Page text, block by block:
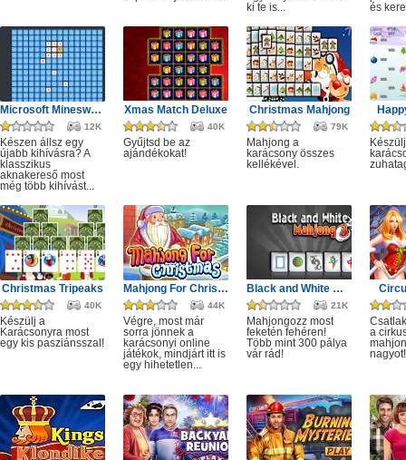
ki te is...
és
Microsoft Minesweeper
12K
Készen állsz egy
újabb kihívásra? A
klasszikus
aknakereső most
még több kihívást...
Xmas Match Deluxe
40K
Gyűjtsd be az
ajándékokat!
Christmas Mahjong
79K
Mahjong a
karácsony összes
kellékével.
Christmas Tripeaks
40K
Készülj a
Karácsonyra most
egy kis pasziánsszal!
Mahjong For Christmas
44K
Végre, most már
sorra jönnek a
karácsonyi online
játékok, mindjárt itt is
egy hihetetlen...
Black and White Mahjong 3
21K
Mahjongozz most
feketén fehéren!
Több mint 300 pálya
vár rád!
a
nagyot!